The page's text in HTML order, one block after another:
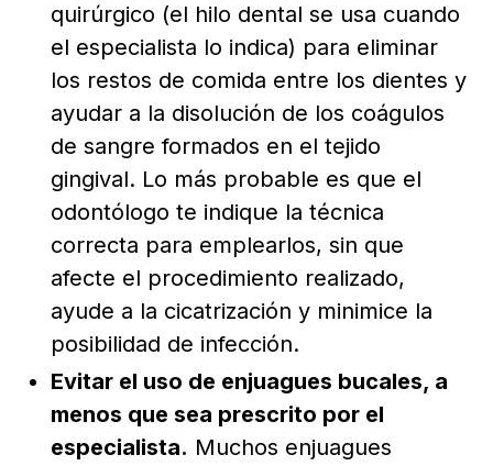
quirúrgico (el hilo dental se usa cuando
el especialista lo indica) para eliminar
los restos de comida entre los dientes y
ayudar a la disolución de los coágulos
de sangre formados en el tejido
gingival. Lo más probable es que el
odontólogo te indique la técnica
correcta para emplearlos, sin que
afecte el procedimiento realizado,
ayude a la cicatrización y minimice la
posibilidad de infección.
Evitar el uso de enjuagues bucales, a
menos que sea prescrito por el
especialista. Muchos enjuagues